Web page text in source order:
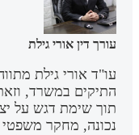
עורך דין אורי גילת
עו"ד אורי גילת
התיקים במשרד,
תוך שימת דגש על
נכונה, מחקר